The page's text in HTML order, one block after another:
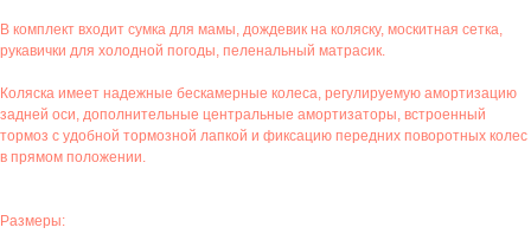
В комплект входит сумка для мамы, дождевик на коляску, москитная сетка,
рукавички для холодной погоды, пеленальный матрасик.
Коляска имеет надежные бескамерные колеса, регулируемую амортизацию
задней оси, дополнительные центральные амортизаторы, встроенный
тормоз с удобной тормозной лапкой и фиксацию передних поворотных колес
в прямом положении.
Размеры: